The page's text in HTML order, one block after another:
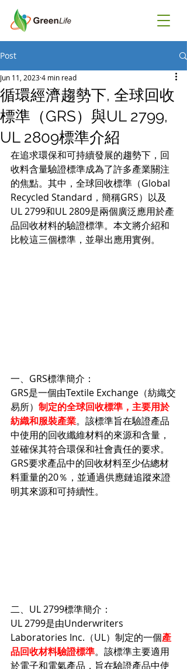
Post
循環經濟趨勢下, 全球回收
標準（GRS）與UL 2799,
UL 2809標準介紹
Jun 11, 20234 min read
在追求環保和可持續發展的趨勢下，回
收料含量驗證標準成為了許多產業關注
的焦點。其中，全球回收標準（Global
Recycled Standard，簡稱GRS）以及
UL 2799和UL 2809是兩個廣泛應用於產
品回收材料的驗證標準。本文將介紹和
比較這三個標準，並舉出應用實例。
一、GRS標準簡介：
GRS是一個由Textile Exchange（紡織交
易所） 制定的全球回收標準，主要用於
紡織和服裝產業。該標準旨在驗證產品
中使用的回收纖維材料的來源和含量，
並確保其符合環保和社會責任的要求。
GRS要求產品中的回收材料至少佔總材
料重量的20％，並通過供應鏈追蹤來證
明其來源和可持續性。
二、UL 2799標準簡介：
UL 2799是由Underwriters
Laboratories Inc.（UL）制定的一個產
品回收材料驗證標準。該標準主要適用
於電子和電氣產品，旨在驗證產品中使